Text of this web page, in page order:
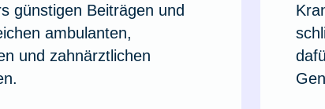
günstigen Beiträgen und
ambulanten,
und zahnärztlichen